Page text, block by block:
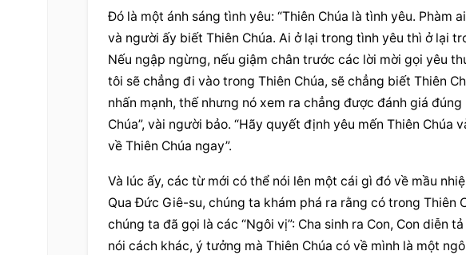
Đó là một ánh sáng tình yêu: “Thiên Chúa là tình yêu. Phàm
và người ấy biết Thiên Chúa. Ai ở lại trong tình yêu thì ở lại
Nếu ngập ngừng, nếu giậm chân trước các lời mời gọi yêu
tôi sẽ chẳng đi vào trong Thiên Chúa, sẽ chẳng biết Thiên
nhấn mạnh, thế nhưng nó xem ra chẳng được đánh giá
Chúa”, vài người bảo. “Hãy quyết định yêu mến Thiên Chúa
về Thiên Chúa ngay”.
Và lúc ấy, các từ mới có thể nói lên một cái gì đó về mầu
Qua Đức Giê-su, chúng ta khám phá ra rằng có trong Thiên
chúng ta đã gọi là các “Ngôi vị”: Cha sinh ra Con, Con diễn
nói cách khác, ý tưởng mà Thiên Chúa có về mình là một